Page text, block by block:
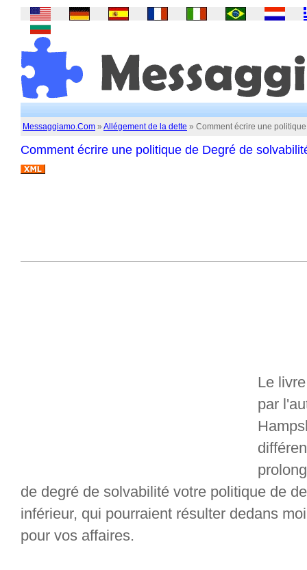
Messaggiamo.Com » Allégement de la dette » Comment écrire une
Comment écrire une politique de Degré de
Le
par
de degré de solvabilité votre politique de
inférieur, qui pourraient résulter dedans
pour vos affaires.